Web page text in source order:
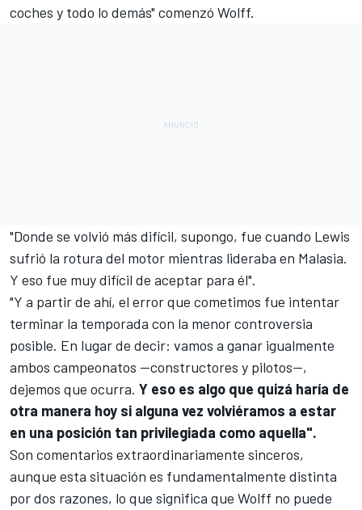
coches y todo lo demás" comenzó Wolff.
"Donde se volvió más difícil, supongo, fue cuando Lewis
sufrió la rotura del motor mientras lideraba en Malasia.
Y eso fue muy difícil de aceptar para él".
"Y a partir de ahí, el error que cometimos fue intentar
terminar la temporada con la menor controversia
posible. En lugar de decir: vamos a ganar igualmente
ambos campeonatos —constructores y pilotos—,
dejemos que ocurra. Y eso es algo que quizá haría de
otra manera hoy si alguna vez volviéramos a estar
en una posición tan privilegiada como aquella".
Son comentarios extraordinariamente sinceros,
aunque esta situación es fundamentalmente distinta
por dos razones, lo que significa que Wolff no puede